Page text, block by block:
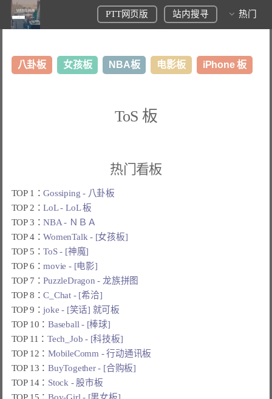
PTT网页版 站内搜寻 热门
八卦板 女孩板 NBA板 电影板 iPhone 板
ToS 板
热门看板
TOP 1：Gossiping - 八卦板
TOP 2：LoL - LoL 板
TOP 3：NBA - ＮＢＡ
TOP 4：WomenTalk - [女孩板]
TOP 5：ToS - [神魔]
TOP 6：movie - [电影]
TOP 7：PuzzleDragon - 龙族拼图
TOP 8：C_Chat - [希洽]
TOP 9：joke - [笑话] 就可板
TOP 10：Baseball - [棒球]
TOP 11：Tech_Job - [科技板]
TOP 12：MobileComm - 行动通讯板
TOP 13：BuyTogether - [合购板]
TOP 14： Stock - 股市板
TOP 15：Boy-Girl - [男女板]